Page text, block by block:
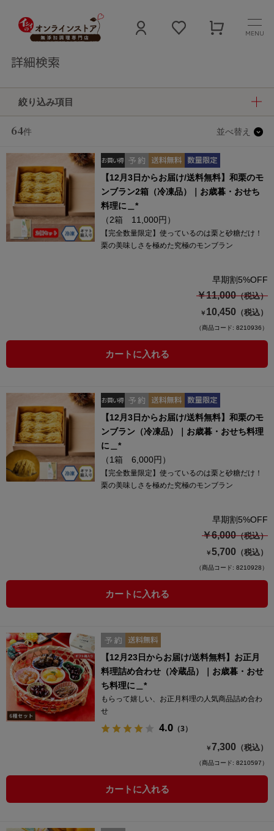
MENU
詳細検索
絞り込み項目
並べ替え
64件
【12月3日からお届け/送料無料】和栗のモ
ンブラン2箱（冷凍品）｜お歳暮・おせち
料理に＿*
（2箱 11,000円）
【完全数量限定】使っているのは栗と砂糖だけ！
栗の美味しさを極めた究極のモンブラン
早期割5%OFF
￥11,000（税込）
￥ 10,450 （税込）
（商品コード: 8210936）
カートに入れる
【12月3日からお届け/送料無料】和栗のモ
ンブラン（冷凍品）｜お歳暮・おせち料理
に＿*
（1箱 6,000円）
【完全数量限定】使っているのは栗と砂糖だけ！
栗の美味しさを極めた究極のモンブラン
早期割5%OFF
￥6,000（税込）
￥5,700 （税込）
（商品コード: 8210928）
カートに入れる
【12月23日からお届け/送料無料】お正月
料理詰め合わせ（冷蔵品）｜お歳暮・おせ
ち料理に＿*
もらって嬉しい、お正月料理の人気商品詰め合わ
せ
4.0 （3）
￥7,300 （税込）
（商品コード: 8210597）
カートに入れる